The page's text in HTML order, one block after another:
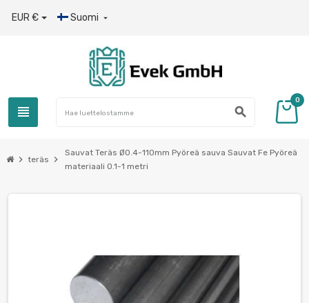
EUR € Suomi 
view_headline search
0
chevron_right teräs chevron_right
Sauvat Teräs Ø0.4-110mm Pyöreä sauva Sauvat Fe Pyöreä
materiaali 0.1-1 metri